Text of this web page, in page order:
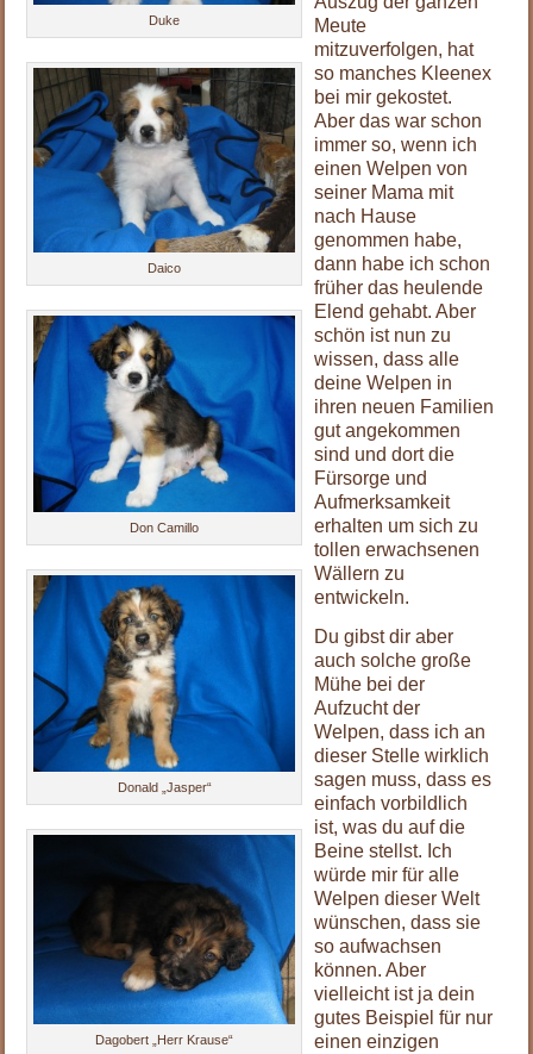
Duke
Daico
Don Camillo
Donald „Jasper“
Dagobert „Herr Krause“
Meute
mitzuverfolgen, hat
so manches Kleenex
bei mir gekostet.
Aber das war schon
immer so, wenn ich
einen Welpen von
seiner Mama mit
nach Hause
genommen habe,
dann habe ich schon
früher das heulende
Elend gehabt. Aber
schön ist nun zu
wissen, dass alle
deine Welpen in
ihren neuen Familien
gut angekommen
sind und dort die
Fürsorge und
Aufmerksamkeit
erhalten um sich zu
tollen erwachsenen
Wällern zu
entwickeln.
Du gibst dir aber
auch solche große
Mühe bei der
Aufzucht der
Welpen, dass ich an
dieser Stelle wirklich
sagen muss, dass es
einfach vorbildlich
ist, was du auf die
Beine stellst. Ich
würde mir für alle
Welpen dieser Welt
wünschen, dass sie
so aufwachsen
können. Aber
vielleicht ist ja dein
gutes Beispiel für nur
einen einzigen